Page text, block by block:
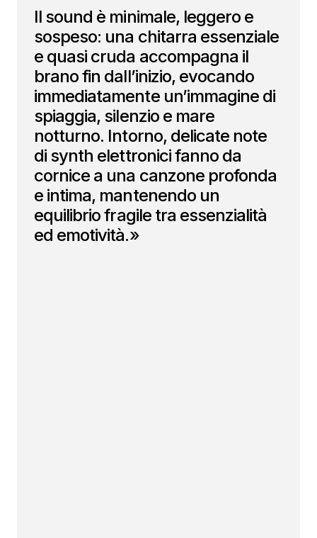
Il sound è minimale, leggero e
sospeso: una chitarra essenziale
e quasi cruda accompagna il
brano fin dall’inizio, evocando
immediatamente un’immagine di
spiaggia, silenzio e mare
notturno. Intorno, delicate note
di synth elettronici fanno da
cornice a una canzone profonda
e intima, mantenendo un
equilibrio fragile tra essenzialità
ed emotività.»